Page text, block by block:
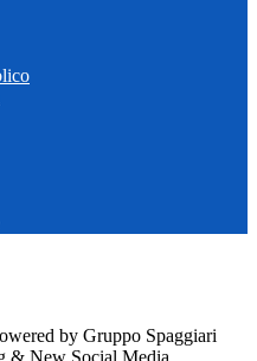
by Gruppo Spaggiari